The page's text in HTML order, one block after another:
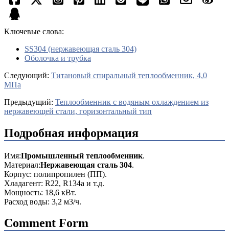
Ключевые слова:
SS304 (нержавеющая сталь 304)
Оболочка и трубка
Cледующий: Титановый спиральный теплообменник, 4,0
МПа
Предыдущий: Теплообменник с водяным охлаждением из
нержавеющей стали, горизонтальный тип
Подробная информация
Имя:Промышленный теплообменник.
Материал:Нержавеющая сталь 304.
Корпус: полипропилен (ПП).
Хладагент: R22, R134a и т.д.
Мощность: 18,6 кВт.
Расход воды: 3,2 м3/ч.
Comment Form